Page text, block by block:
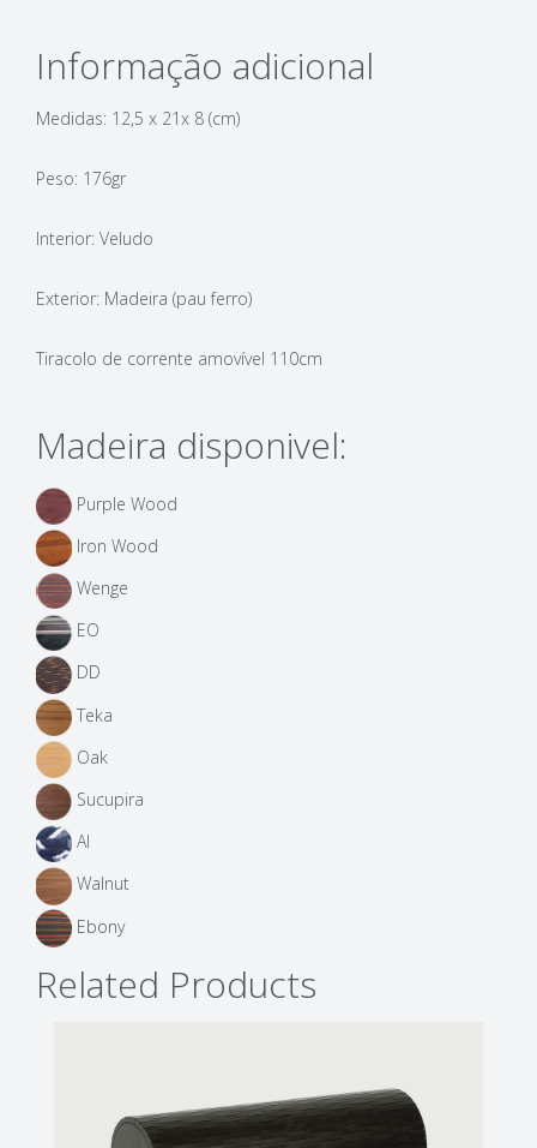
Informação adicional
Medidas: 12,5 x 21x 8 (cm)
Peso: 176gr
Interior: Veludo
Exterior: Madeira (pau ferro)
Tiracolo de corrente amovível 110cm
Madeira disponivel:
Purple Wood
Iron Wood
Wenge
EO
DD
Teka
Oak
Sucupira
AI
Walnut
Ebony
Related Products